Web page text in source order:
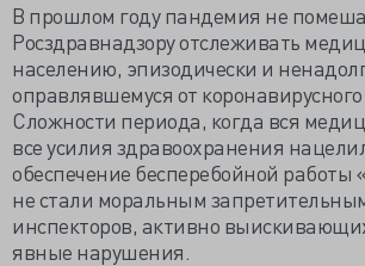
В прошлом году пандемия не
Росздравнадзору отслеживать
населению, эпизодически и
оправлявшемуся от коронавирусного
Сложности периода, когда вся
все усилия здравоохранения
обеспечение бесперебойной работы
не стали моральным
инспекторов, активно
явные нарушения.